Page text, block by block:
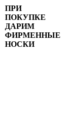
ПРИ
ПОКУПКЕ
ДАРИМ
ФИРМЕННЫЕ
НОСКИ